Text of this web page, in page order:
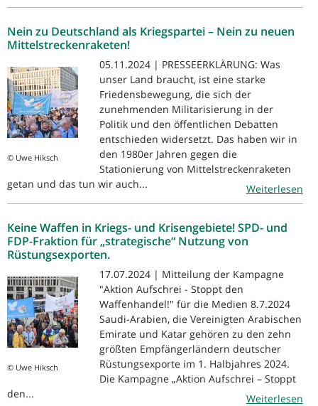
Nein zu Deutschland als Kriegspartei – Nein zu neuen
Mittelstreckenraketen!
© Uwe Hiksch
05.11.2024 | PRESSEERKLÄRUNG: Was
unser Land braucht, ist eine starke
Friedensbewegung, die sich der
zunehmenden Militarisierung in der
Politik und den öffentlichen Debatten
entschieden widersetzt. Das haben wir in
den 1980er Jahren gegen die
Stationierung von Mittelstreckenraketen
getan und das tun wir auch...
Weiterlesen
Keine Waffen in Kriegs- und Krisengebiete! SPD- und
FDP-Fraktion für „strategische“ Nutzung von
Rüstungsexporten.
© Uwe Hiksch
17.07.2024 | Mitteilung der Kampagne
"Aktion Aufschrei - Stoppt den
Waffenhandel!" für die Medien 8.7.2024
Saudi-Arabien, die Vereinigten Arabischen
Emirate und Katar gehören zu den zehn
größten Empfängerländern deutscher
Rüstungsexporte im 1. Halbjahres 2024.
Die Kampagne „Aktion Aufschrei – Stoppt
den...
Weiterlesen